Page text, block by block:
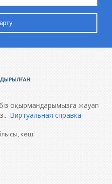
оқырмандарымызға жауап
Виртуальная справка
көш.